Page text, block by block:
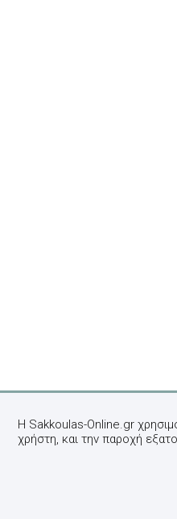
Η Sakkoulas-Online.gr
χρήστη, και την παροχή